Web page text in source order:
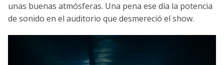
unas buenas atmósferas. Una pena ese día la potencia
de sonido en el auditorio que desmereció el show.